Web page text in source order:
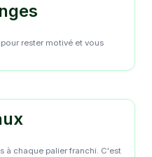
rester motivé et vous
à chaque palier franchi. C'est